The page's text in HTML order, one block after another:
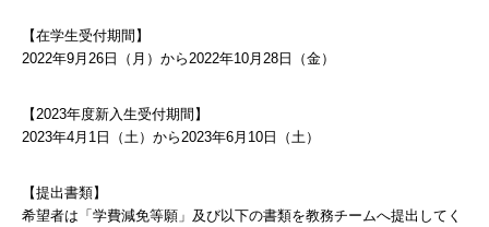
【在学生受付期間】
2022年9月26日（月）から2022年10月28日（金）
【2023年度新入生受付期間】
2023年4月1日（土）から2023年6月10日（土）
【提出書類】
希望者は「学費減免等願」及び以下の書類を教務チームへ提出してく